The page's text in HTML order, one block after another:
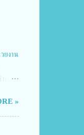
ยงาน
เนิน
ใน
รวิ
ด้รับ
»